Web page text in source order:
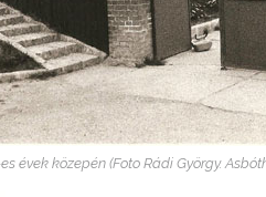
évek közepén (Foto Rádi György.